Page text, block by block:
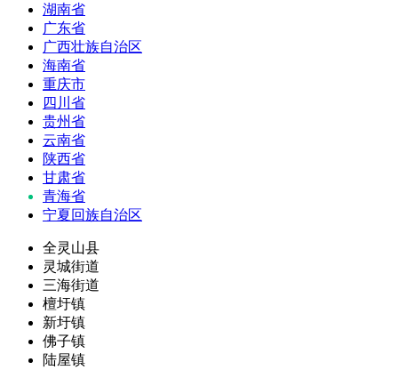
湖南省
广东省
广西壮族自治区
海南省
重庆市
四川省
贵州省
云南省
陕西省
甘肃省
青海省
宁夏回族自治区
全灵山县
灵城街道
三海街道
檀圩镇
新圩镇
佛子镇
陆屋镇